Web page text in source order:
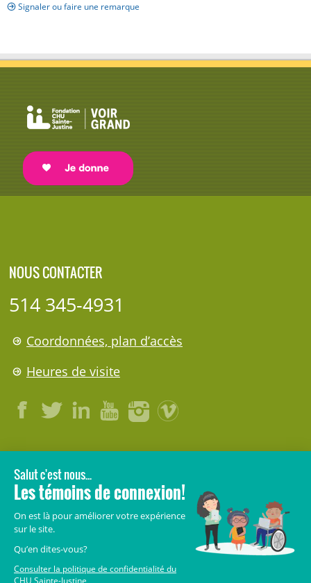
Signaler ou faire une remarque
NOUS CONTACTER
514 345-4931
Coordonnées, plan d’accès
Heures de visite
LÉGAL
© 2006-2026CHU Sainte-Justine.
Avis légaux
Crédits